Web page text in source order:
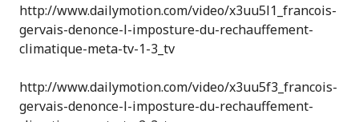
http://www.dailymotion.com/video/x3uu5l1_francois-
gervais-denonce-l-imposture-du-rechauffement-
climatique-meta-tv-1-3_tv
http://www.dailymotion.com/video/x3uu5f3_francois-
gervais-denonce-l-imposture-du-rechauffement-